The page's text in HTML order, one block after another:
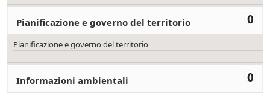
0
Pianificazione e governo del territorio
Pianificazione e governo del territorio
0
Informazioni ambientali